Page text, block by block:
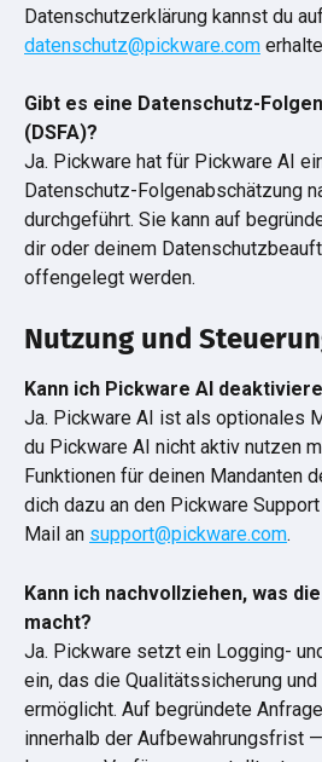
Datenschutzerklärung kannst du
datenschutz@pickware.com
Gibt es eine Datenschutz-
(DSFA)?
Ja. Pickware hat für Pickware AI
Datenschutz-Folgenabschätzung
durchgeführt. Sie kann auf
dir oder deinem
offengelegt werden.
Nutzung und
Kann ich Pickware AI
Ja. Pickware AI ist als optionales
du Pickware AI nicht aktiv nutzen
Funktionen für deinen Mandanten
dich dazu an den Pickware
Mail an support@pickware.com.
Kann ich nachvollziehen, was
macht?
Ja. Pickware setzt ein Logging-
ein, das die Qualitätssicherung
ermöglicht. Auf begründete
innerhalb der Aufbewahrungsfrist